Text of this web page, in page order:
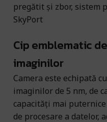
pregătit și zbor,
SkyPort
Cip emblematic
imaginilor
Camera este echipată
imaginilor de 5 nm, de
capacități mai
de procesare a datelor,